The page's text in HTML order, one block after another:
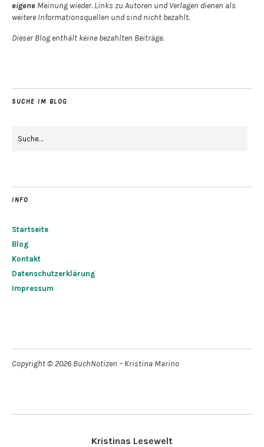
eigene Meinung wieder. Links zu Autoren und Verlagen dienen als
weitere Informationsquellen und sind nicht bezahlt.
Dieser Blog enthält keine bezahlten Beiträge.
SUCHE IM BLOG
INFO
Startseite
Blog
Kontakt
Datenschutzerklärung
Impressum
Copyright © 2026 BuchNotizen – Kristina Marino
Kristinas Lesewelt